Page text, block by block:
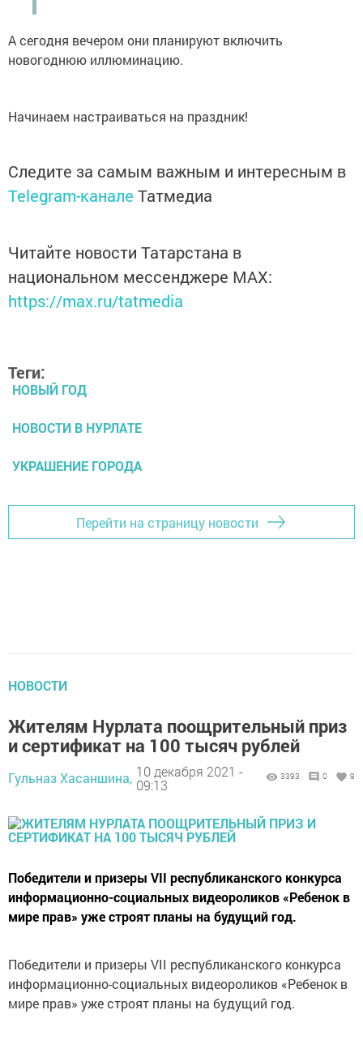
А сегодня вечером они планируют включить
новогоднюю иллюминацию.
Начинаем настраиваться на праздник!
Следите за самым важным и интересным в
Telegram-канале Татмедиа
Читайте новости Татарстана в
национальном мессенджере MАХ:
https://max.ru/tatmedia
Теги:
НОВЫЙ ГОД
НОВОСТИ В НУРЛАТЕ
УКРАШЕНИЕ ГОРОДА
Перейти на страницу новости
НОВОСТИ
Жителям Нурлата поощрительный приз
и сертификат на 100 тысяч рублей
Гульназ Хасаншина, 10 декабря 2021 -
09:13
3393 0 9
Победители и призеры VII республиканского конкурса
информационно-социальных видеороликов «Ребенок в
мире прав» уже строят планы на будущий год.
Победители и призеры VII республиканского конкурса
информационно-социальных видеороликов «Ребенок в
мире прав» уже строят планы на будущий год.